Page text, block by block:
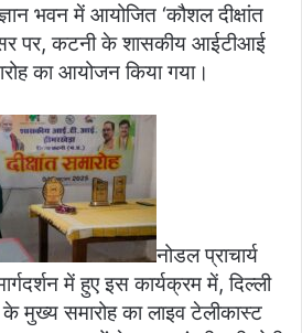
भवन में आयोजित ‘कौशल दीक्षांत
पर, कटनी के शासकीय आईटीआई
का आयोजन किया गया।
नोडल प्राचार्य
में हुए इस कार्यक्रम में, दिल्ली
मुख्य समारोह का लाइव टेलीकास्ट